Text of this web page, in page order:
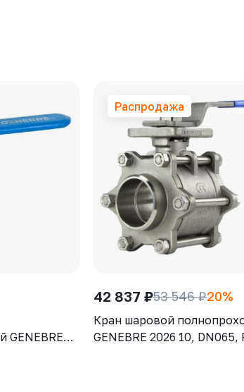
GENEBRE
Распродажа
42 837 ₽53 546 ₽20%
Кран шаровой
GENEBRE 2026 10, DN065,